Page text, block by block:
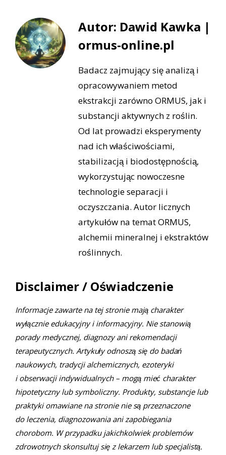
Autor: Dawid Kawka |
ormus-online.pl
Badacz zajmujący się analizą i
opracowywaniem metod
ekstrakcji zarówno ORMUS, jak i
substancji aktywnych z roślin.
Od lat prowadzi eksperymenty
nad ich właściwościami,
stabilizacją i biodostępnością,
wykorzystując nowoczesne
technologie separacji i
oczyszczania. Autor licznych
artykułów na temat ORMUS,
alchemii mineralnej i ekstraktów
roślinnych.
Disclaimer / Oświadczenie
Informacje zawarte na tej stronie mają charakter
wyłącznie edukacyjny i informacyjny. Nie stanowią
porady medycznej, diagnozy ani rekomendacji
terapeutycznych. Artykuły odnoszą się do badań
naukowych, tradycji alchemicznych, ezoteryki
i obserwacji indywidualnych – mogą mieć charakter
hipotetyczny lub symboliczny. Produkty, substancje lub
praktyki omawiane na stronie nie są przeznaczone
do leczenia, diagnozowania ani zapobiegania
chorobom. W przypadku jakichkolwiek problemów
zdrowotnych skonsultuj się z lekarzem lub specjalistą.